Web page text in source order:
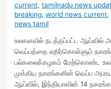
current,tamilnadu news
breaking,world news current,
news tamil
உலகளவில் நடத்தப்பட்ட ஆய்வில்
வெப்பத்தை எதிர்கொள்ளும்
பல்கலைக்கழகம் மேற்கொண்ட
முக்கிய நகரங்களின் வெப்ப அபாய
ஆய்வில், இந்தியாவின் 14